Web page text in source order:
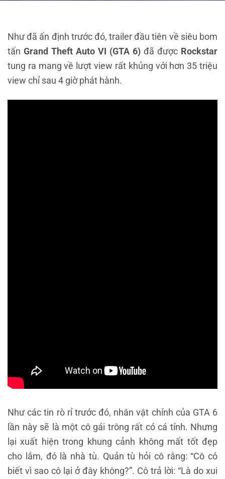
Như đã ấn định trước đó, trailer đầu tiên về siêu bom
tấn Grand Theft Auto VI (GTA 6) đã được Rockstar
tung ra mang về lượt view rất khủng với hơn 35 triệu
view chỉ sau 4 giờ phát hành.
Như các tin rò rỉ trước đó, nhân vật chính của GTA 6
lần này sẽ là một cô gái trông rất có cá tính. Nhưng
lại xuất hiện trong khung cảnh không mất tốt đẹp
cho lắm, đó là nhà tù. Quản tù hỏi cô rằng: “Cô có
biết vì sao cô lại ở đây không?”. Cô trả lời: “Là do xui